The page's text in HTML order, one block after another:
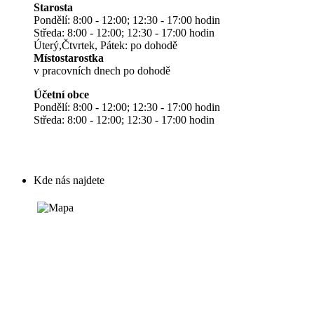
Starosta
Pondělí: 8:00 - 12:00; 12:30 - 17:00 hodin
Středa: 8:00 - 12:00; 12:30 - 17:00 hodin
Úterý,Čtvrtek, Pátek: po dohodě
Místostarostka
v pracovních dnech po dohodě
Účetní obce
Pondělí: 8:00 - 12:00; 12:30 - 17:00 hodin
Středa: 8:00 - 12:00; 12:30 - 17:00 hodin
Kde nás najdete